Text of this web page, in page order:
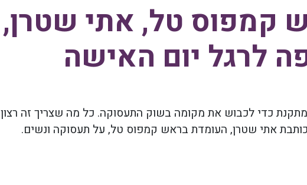
קמפוס טל, אתי שטרן,
לרגל יום האישה
כדי לכבוש את מקומה בשוק התעסוקה. כל מה שצריך זה רצון
אתי שטרן, העומדת בראש קמפוס טל, על תעסוקה ונשים.